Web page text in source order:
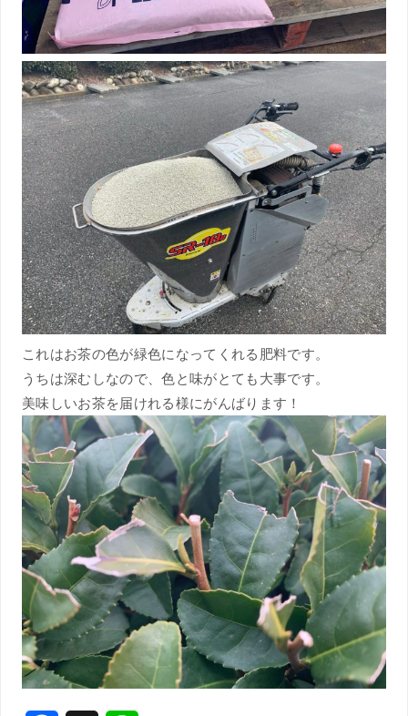
これはお茶の色が緑色になってくれる肥料です。
うちは深むしなので、色と味がとても大事です。
美味しいお茶を届けれる様にがんばります！